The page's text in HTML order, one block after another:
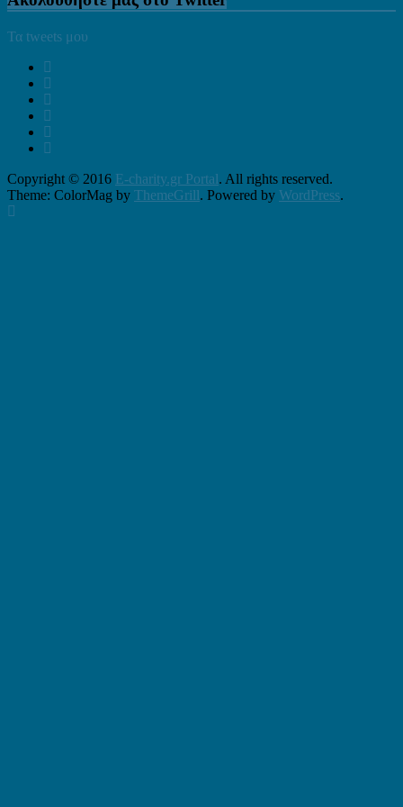
Τα tweets μου
Copyright © 2016 E-charity.gr Portal. All rights reserved.
Theme: ColorMag by ThemeGrill. Powered by WordPress.